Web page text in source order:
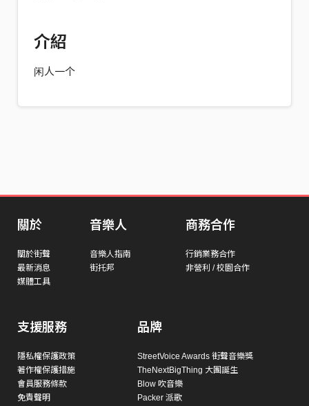
介紹
闲人一个
關於
關於街聲
最新消息
媒體工具
音樂人
音樂人指南
街托邦
商務合作
行銷業務合作
非營利 / 校園合作
支援服務
隱私權保護政策
著作權保護措施
會員服務條款
免責聲明
品牌
StreetVoice Awards 街聲音樂獎
TheNextBigThing 大團誕生
Blow 吹音樂
Packer 派歌